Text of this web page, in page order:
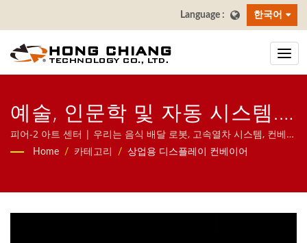
한국어
예술, 인문학 및 자동 시스템.
피어-2 아트 센터의 홍창 컨베
| 레스토랑 & 다이닝 테이블
스시 컨베이어 벨트 제조업체
피어-2 아트 센터 | 우리는 음식 배달 로봇, 고속열차 시스템, 컨베이
어 벨트 시스템, 회전 초밥 벨트 시스템, 태블릿 주문 시스템, 모바일
Home / 카테고리 / 상업용 디스플레이 컨베이어